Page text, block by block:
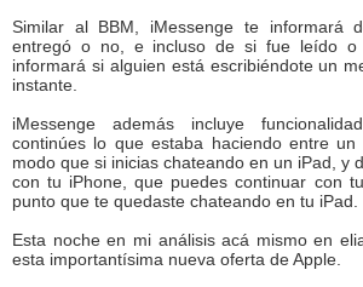
Similar al BBM, iMessenge te informará
entregó o no, e incluso de si fue leído o
informará si alguien está escribiéndote un
instante.
iMessenge además incluye
continúes lo que estaba haciendo entre
modo que si inicias chateando en un iPad, y
con tu iPhone, que puedes continuar con
punto que te quedaste chateando en tu iPad.
Esta noche en mi análisis acá mismo en
esta importantísima nueva oferta de Apple.